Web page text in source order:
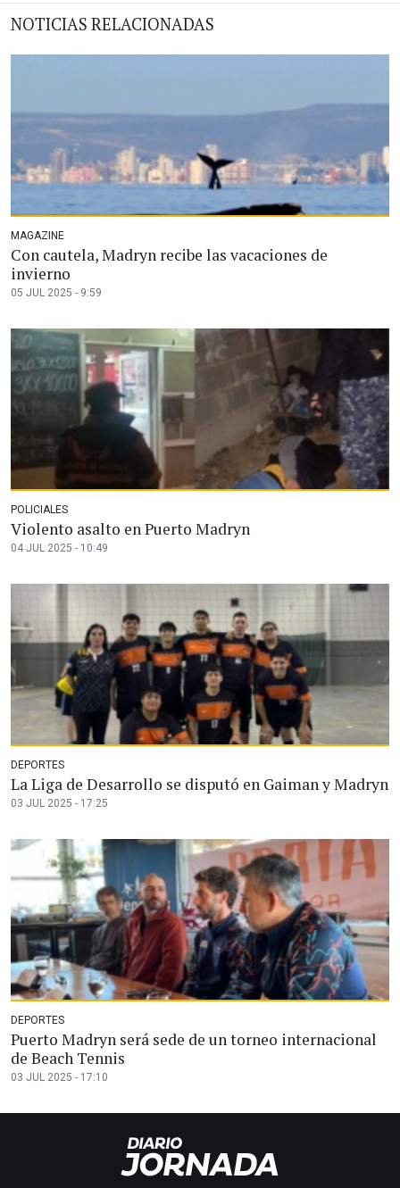
NOTICIAS RELACIONADAS
MAGAZINE
Con cautela, Madryn recibe las vacaciones de
invierno
05 JUL 2025 - 9:59
POLICIALES
Violento asalto en Puerto Madryn
04 JUL 2025 - 10:49
DEPORTES
La Liga de Desarrollo se disputó en Gaiman y Madryn
03 JUL 2025 - 17:25
DEPORTES
Puerto Madryn será sede de un torneo internacional
de Beach Tennis
03 JUL 2025 - 17:10